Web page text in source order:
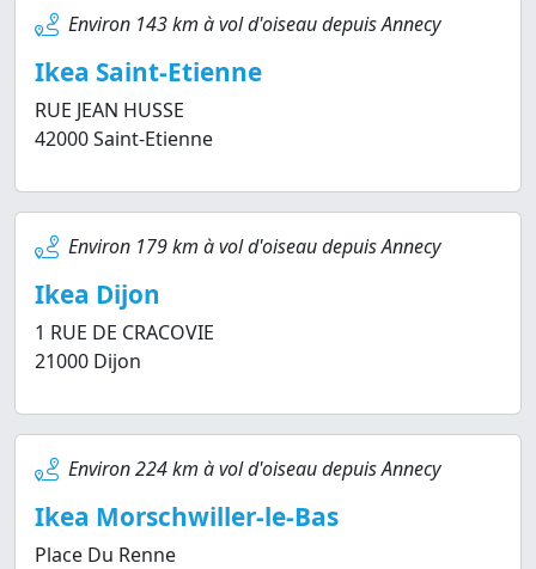
Environ 143 km à vol d'oiseau depuis Annecy
Ikea Saint-Etienne
RUE JEAN HUSSE
42000 Saint-Etienne
Environ 179 km à vol d'oiseau depuis Annecy
Ikea Dijon
1 RUE DE CRACOVIE
21000 Dijon
Environ 224 km à vol d'oiseau depuis Annecy
Ikea Morschwiller-le-Bas
Place Du Renne